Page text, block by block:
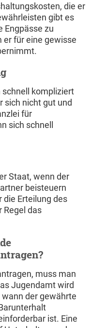
die er
gibt es
Engpässe zu
er für eine gewisse
schnell kompliziert
sich nicht gut und
für
sich schnell
Staat, wenn der
beisteuern
die Erteilung des
Regel das
muss man
Jugendamt wird
der gewährte
ist. Eine